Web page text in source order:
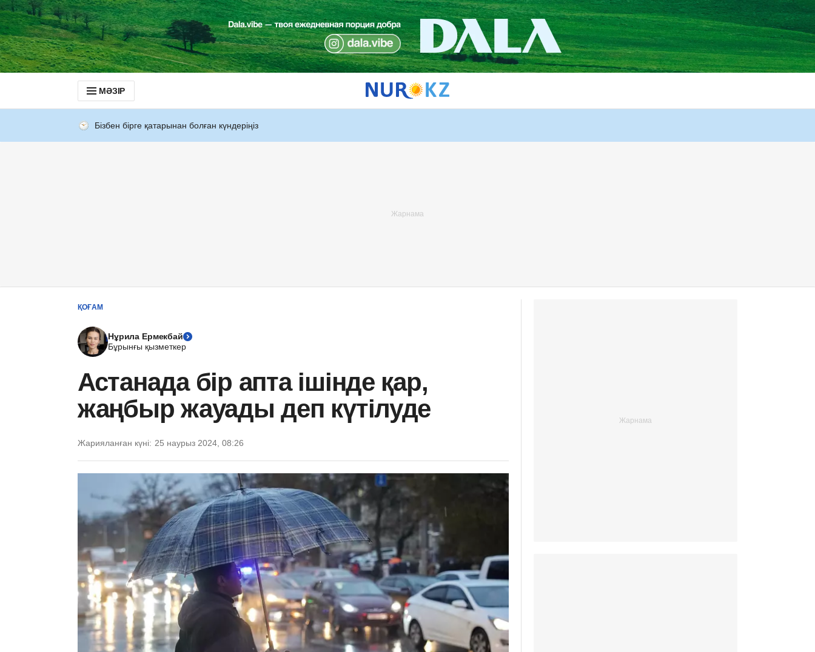
МӘЗІР
Бізбен бірге қатарынан болған күндеріңіз
ҚОҒАМ
Нұрила Ермекбай
Бұрынғы қызметкер
Астанада бір апта ішінде қар,
жаңбыр жауады деп күтілуде
Жарияланған күні: 25 наурыз 2024, 08:26